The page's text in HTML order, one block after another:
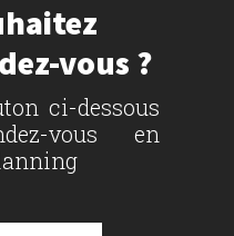
vous ?
ci-dessous
vous en